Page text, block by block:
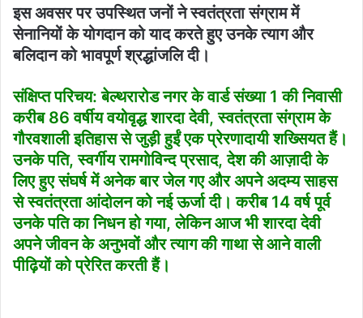
इस अवसर पर उपस्थित जनों ने स्वतंत्रता संग्राम में
सेनानियों के योगदान को याद करते हुए उनके त्याग और
बलिदान को भावपूर्ण श्रद्धांजलि दी।
संक्षिप्त परिचय: बेल्थरारोड नगर के वार्ड संख्या 1 की निवासी
करीब 86 वर्षीय वयोवृद्ध शारदा देवी, स्वतंत्रता संग्राम के
गौरवशाली इतिहास से जुड़ी हुईं एक प्रेरणादायी शख्सियत हैं।
उनके पति, स्वर्गीय रामगोविन्द प्रसाद, देश की आज़ादी के
लिए हुए संघर्ष में अनेक बार जेल गए और अपने अदम्य साहस
से स्वतंत्रता आंदोलन को नई ऊर्जा दी। करीब 14 वर्ष पूर्व
उनके पति का निधन हो गया, लेकिन आज भी शारदा देवी
अपने जीवन के अनुभवों और त्याग की गाथा से आने वाली
पीढ़ियों को प्रेरित करती हैं।